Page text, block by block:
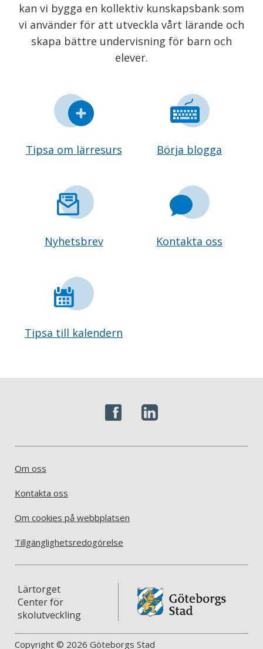
kan vi bygga en kollektiv kunskapsbank som
vi använder för att utveckla vårt lärande och
skapa bättre undervisning för barn och
elever.
Tipsa om lärresurs Börja blogga
Nyhetsbrev Kontakta oss
Tipsa till kalendern
Om oss
Kontakta oss
Om cookies på webbplatsen
Tillgänglighetsredogörelse
Lärtorget
Center för
skolutveckling
Copyright © 2026 Göteborgs Stad